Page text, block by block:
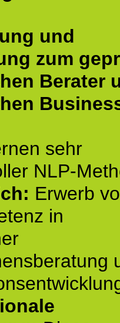
und
zum
Berater
sehr
NLP-
Erwerb
in